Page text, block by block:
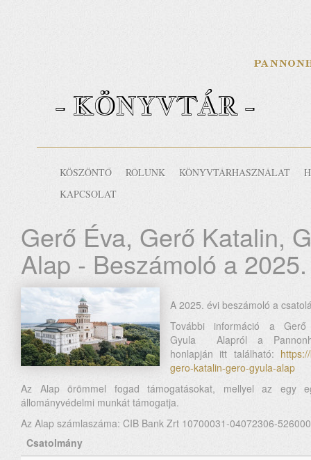
- KÖNYVTÁR -
KÖSZÖNTŐ RÓLUNK KÖNYVTÁRHASZNÁLAT
KAPCSOLAT
Gerő Éva, Gerő Katalin,
Alap - Beszámoló a
A 2025. évi beszámoló a
További információ a
Gyula Alapról a
honlapján itt található:
gero-katalin-gero-gyula-alap
Az Alap örömmel fogad támogatásokat, mellyel az egy
állományvédelmi munkát támogatja.
Az Alap számlaszáma: CIB Bank Zrt 10700031-04072306-
Csatolmány